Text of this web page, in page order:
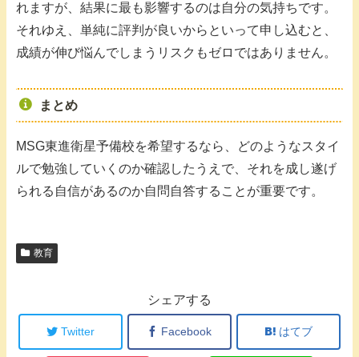
れますが、結果に最も影響するのは自分の気持ちです。
それゆえ、単純に評判が良いからといって申し込むと、
成績が伸び悩んでしまうリスクもゼロではありません。
まとめ
MSG東進衛星予備校を希望するなら、どのようなスタイ
ルで勉強していくのか確認したうえで、それを成し遂げ
られる自信があるのか自問自答することが重要です。
教育
シェアする
Twitter Facebook はてブ